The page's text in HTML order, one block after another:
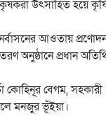
উৎসাহিত হয়ে
আওতায়
অনুষ্ঠানে প্রধান
কোহিনূর বেগম, সহকারী
মনজুর ভূঁইয়া।